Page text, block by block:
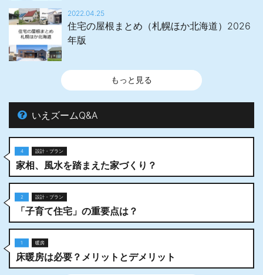
2022.04.25
住宅の屋根まとめ（札幌ほか北海道）2026
年版
もっと見る
いえズームQ&A
4 設計・プラン
家相、風水を踏まえた家づくり？
2 設計・プラン
「子育て住宅」の重要点は？
1 暖房
床暖房は必要？メリットとデメリット